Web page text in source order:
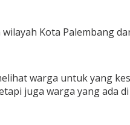
Kota Palembang
warga untuk yang
juga warga yang ada